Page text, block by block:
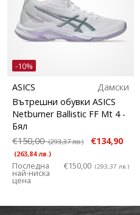
-10%
ASICS
Дамски
Вътрешни обувки ASICS
Netburner Ballistic FF Mt 4 -
Бял
€150,00(293,37 лв.) €134,90
(263,84 лв.)
Последна
най-ниска
цена
€150,00 (293,37 лв.)